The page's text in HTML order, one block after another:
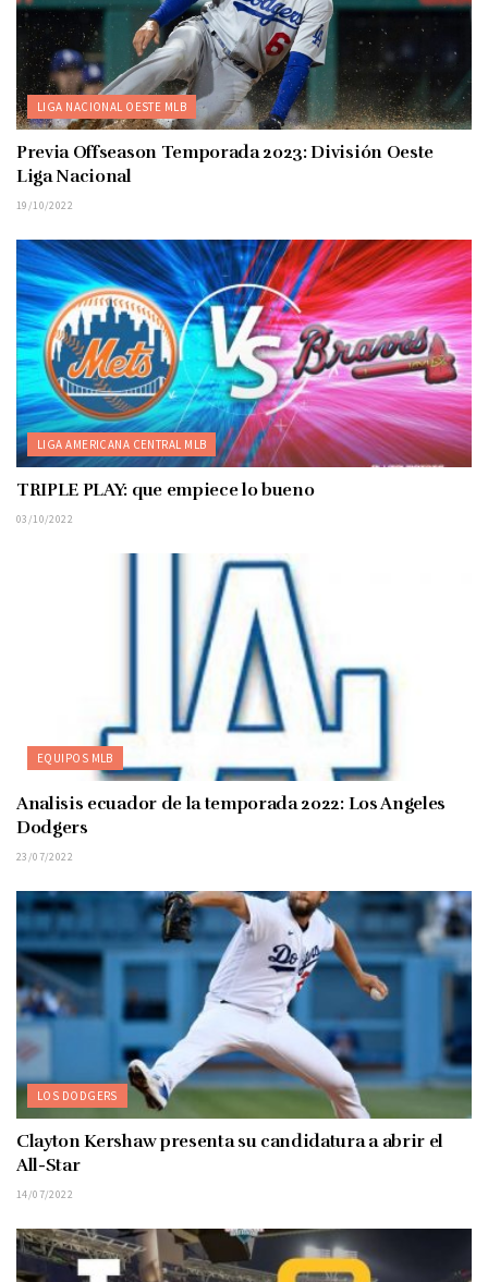
LIGA NACIONAL OESTE MLB
Previa Offseason Temporada 2023: División Oeste
Liga Nacional
19/10/2022
LIGA AMERICANA CENTRAL MLB
TRIPLE PLAY: que empiece lo bueno
03/10/2022
EQUIPOS MLB
Analisis ecuador de la temporada 2022: Los Angeles
Dodgers
23/07/2022
LOS DODGERS
Clayton Kershaw presenta su candidatura a abrir el
All-Star
14/07/2022